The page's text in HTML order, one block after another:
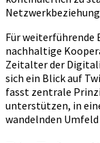
Für weiterführende
nachhaltige
Zeitalter der
sich ein Blick auf
fasst zentrale
unterstützen, in
wandelnden